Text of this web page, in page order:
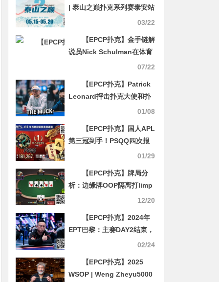
| 泰山之巅扑克系列赛泰安站
各项事宜全部办结，荣誉与
03/22
【EPCP扑克】金手链解
说员Nick Schulman在体育
广播节目中谈扑克到底是不
07/22
【EPCP扑克】Patrick
Leonard抨击扑克大使和扑
克网站无作为 Phil Galfond
入舆论漩涡
01/08
【EPCP扑克】国人APL
第三冠到手！PSQQ四次报
名，FT最短码上演绝命大逆
01/29
【EPCP扑克】牌局分
析：边缘牌OOP隔离打limp
12/20
【EPCP扑克】2024年
EPT巴黎：主赛DAY2结束，
中国军团7人晋级！国人
第23位
02/24
【EPCP扑克】2025
WSOP | Weng Zheyu5000